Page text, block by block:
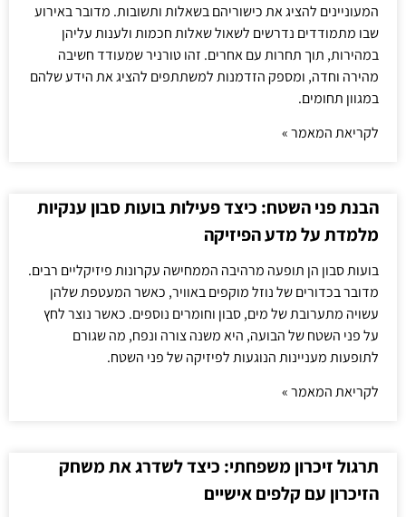
המעוניינים להציג את כישוריהם בשאלות ותשובות. מדובר באירוע
שבו מתמודדים נדרשים לשאול שאלות חכמות ולענות עליהן
במהירות, תוך תחרות עם אחרים. זהו טורניר שמעודד חשיבה
מהירה וחדה, ומספק הזדמנות למשתתפים להציג את הידע שלהם
במגוון תחומים.
לקריאת המאמר »
הבנת פני השטח: כיצד פעילות בועות סבון ענקיות
מלמדת על מדע הפיזיקה
בועות סבון הן תופעה מרהיבה הממחישה עקרונות פיזיקליים רבים.
מדובר בכדורים של נוזל מוקפים באוויר, כאשר המעטפת שלהן
עשויה מתערובת של מים, סבון וחומרים נוספים. כאשר נוצר לחץ
על פני השטח של הבועה, היא משנה צורה ונפח, מה שגורם
לתופעות מעניינות הנוגעות לפיזיקה של פני השטח.
לקריאת המאמר »
תרגול זיכרון משפחתי: כיצד לשדרג את משחק
הזיכרון עם קלפים אישיים